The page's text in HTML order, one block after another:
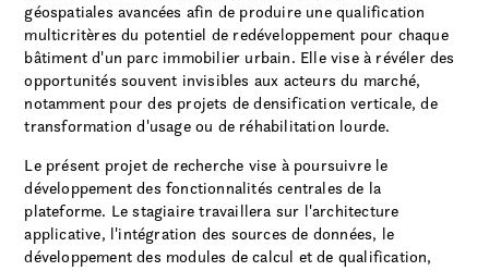
géospatiales avancées afin de produire une qualification
multicritères du potentiel de redéveloppement pour chaque
bâtiment d'un parc immobilier urbain. Elle vise à révéler des
opportunités souvent invisibles aux acteurs du marché,
notamment pour des projets de densification verticale, de
transformation d'usage ou de réhabilitation lourde.
Le présent projet de recherche vise à poursuivre le
développement des fonctionnalités centrales de la
plateforme. Le stagiaire travaillera sur l'architecture
applicative, l'intégration des sources de données, le
développement des modules de calcul et de qualification,